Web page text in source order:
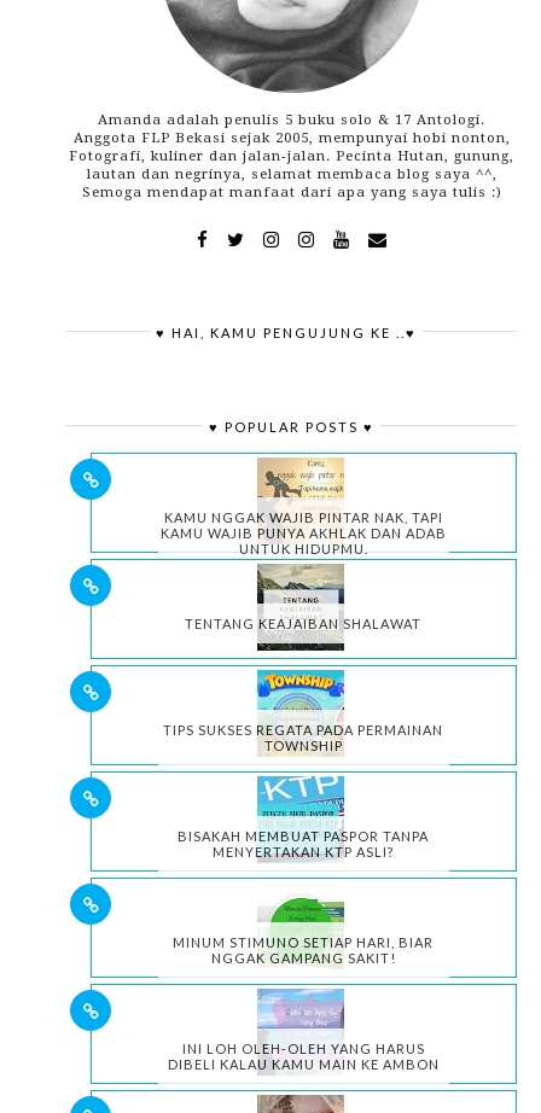
Amanda adalah penulis 5 buku solo & 17 Antologi.
Anggota FLP Bekasi sejak 2005, mempunyai hobi nonton,
Fotografi, kuliner dan jalan-jalan. Pecinta Hutan, gunung,
lautan dan negrinya, selamat membaca blog saya ^^,
Semoga mendapat manfaat dari apa yang saya tulis :)
♥ HAI, KAMU PENGUJUNG KE ..♥
♥ POPULAR POSTS ♥
KAMU NGGAK WAJIB PINTAR NAK, TAPI
KAMU WAJIB PUNYA AKHLAK DAN ADAB
UNTUK HIDUPMU.
TENTANG KEAJAIBAN SHALAWAT
TIPS SUKSES REGATA PADA PERMAINAN
TOWNSHIP
BISAKAH MEMBUAT PASPOR TANPA
MENYERTAKAN KTP ASLI?
MINUM STIMUNO SETIAP HARI, BIAR
NGGAK GAMPANG SAKIT!
INI LOH OLEH-OLEH YANG HARUS
DIBELI KALAU KAMU MAIN KE AMBON